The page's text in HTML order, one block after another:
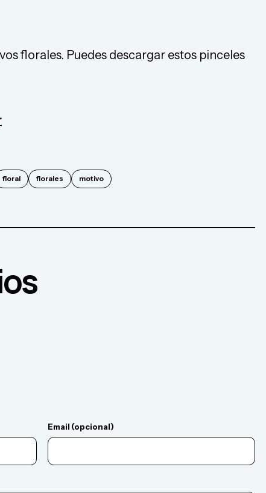
florales. Puedes descargar estos pinceles
floral florales motivo
s
Email (opcional)